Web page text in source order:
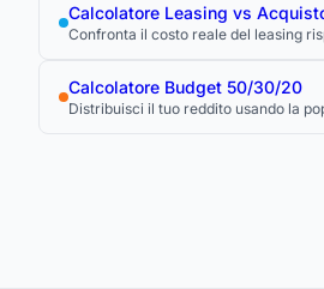
Calcolatore Leasing vs
Confronta il costo reale del leasing
Calcolatore Budget 50/30/20
Distribuisci il tuo reddito usando la